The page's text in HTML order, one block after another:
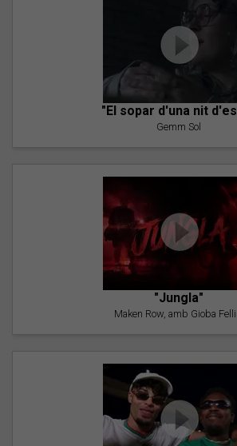
"El sopar d'una nit
Gemm Sol
"Jungla"
Maken Row, amb Gioba